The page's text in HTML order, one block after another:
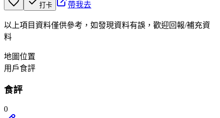
打卡 帶我去
以上項目資料僅供參考，如發現資料有誤，歡迎回報/補充資
料
地圖位置
用戶食評
食評
0